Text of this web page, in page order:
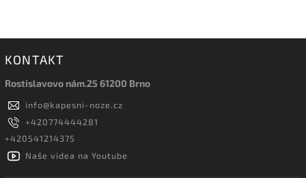
KONTAKT
Rostislavovo nám.25 61200 Brno
info@kapesni-noze.cz
+420774444281
+420541214375
Naše videa na Youtube